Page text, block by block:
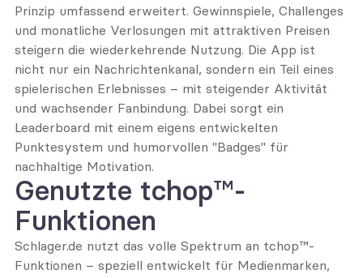
Prinzip umfassend erweitert. Gewinnspiele, Challenges
und monatliche Verlosungen mit attraktiven Preisen
steigern die wiederkehrende Nutzung. Die App ist
nicht nur ein Nachrichtenkanal, sondern ein Teil eines
spielerischen Erlebnisses – mit steigender Aktivität
und wachsender Fanbindung. Dabei sorgt ein
Leaderboard mit einem eigens entwickelten
Punktesystem und humorvollen "Badges" für
nachhaltige Motivation.
Genutzte tchop™-
Funktionen
Schlager.de nutzt das volle Spektrum an tchop™-
Funktionen – speziell entwickelt für Medienmarken,